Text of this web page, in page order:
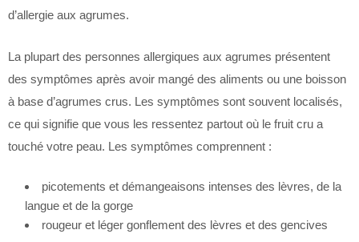
d’allergie aux agrumes.
La plupart des personnes allergiques aux agrumes présentent
des symptômes après avoir mangé des aliments ou une boisson
à base d’agrumes crus. Les symptômes sont souvent localisés,
ce qui signifie que vous les ressentez partout où le fruit cru a
touché votre peau. Les symptômes comprennent :
picotements et démangeaisons intenses des lèvres, de la
langue et de la gorge
rougeur et léger gonflement des lèvres et des gencives